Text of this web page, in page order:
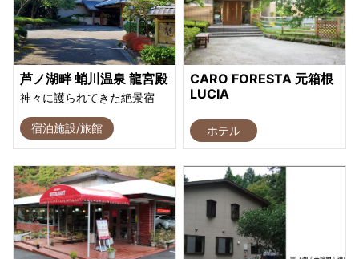
芦ノ湖畔 蛸川温泉 龍宮殿
神々に護られてきた絶景宿
宿泊施設/旅館
CARO FORESTA 元箱根
LUCIA
ホテル